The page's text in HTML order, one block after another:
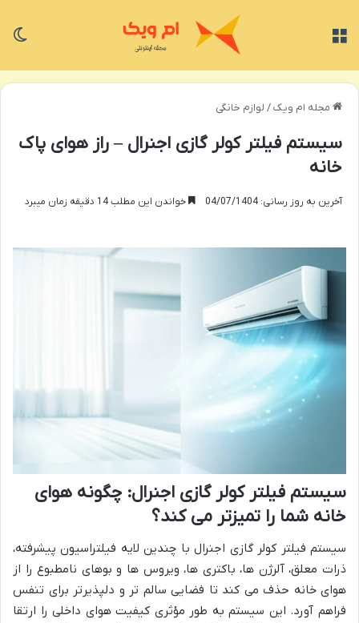
مجله ام ویک/ لوازم خانگی
سیستم فیلتر کولر گازی اجنرال – راز هوای پاک
خانه
آخرین به روز رسانی: 04/07/1404 خواندن این مطلب 14 دقیقه زمان میبرد
سیستم فیلتر کولر گازی اجنرال: چگونه هوای
خانه شما را تمیزتر می کند؟
سیستم فیلتر کولر گازی اجنرال با چندین لایه فیلتراسیون پیشرفته،
ذرات معلق، آلرژن ها، باکتری ها، ویروس ها و بوهای نامطبوع را از
هوای خانه حذف می کند تا فضایی سالم تر و دلپذیرتر برای تنفس
فراهم آورد. این سیستم به طور مؤثری کیفیت هوای داخلی را ارتقا